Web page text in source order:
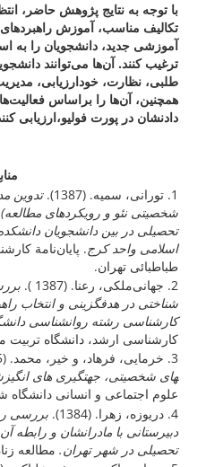
با توجه به نتایج پژوهش حاضر،
تکالیف مناسب، آموزش
آموزشی جدید، دانشجویان را به
ترغیب کنند. آن‌ها می‌توانند
طلبی، نظارت، خودارزیابی،
همچنین، آن‌ها را براساس
دادنشان در پورت فولیو،ارزیابی
1. تورانی، سمیه. (1387).
تدوین
شخصیتی نئو و رویکردهای
تحصیلی در بین دانشجویان
اسلامی واحد کرج. پایان‌نامة
طباطبائی تهران.
2. جهانی‌ملکی، رعنا. (1387 ).
شناختی در هدف­گزینی و انتخاب
کارشناسی رشته روانشناسی
کارشناسی ارشد، دانشگاه تربیت
3. خرمایی، فرهاد، و خیر، محمد. (1385).
های شخصیتی، جهت­گیری های
علوم اجتماعی و انسانی دانشگاه شیراز،
4. دریوزه، زهرا. (1384).
بررسی
دبیرستانی با مادرانشان و
تحصیلی در شهر تهران. مطالعه زنان،3،